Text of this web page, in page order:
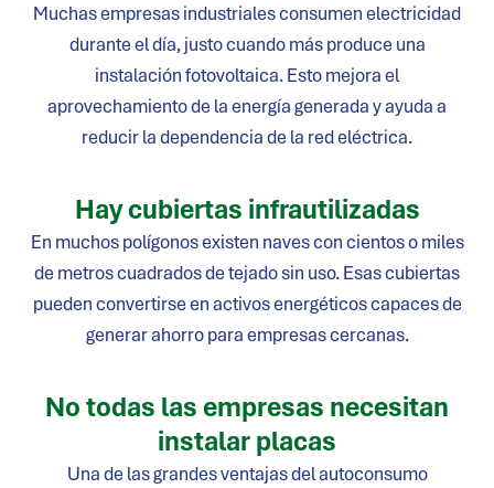
Muchas empresas industriales consumen electricidad
durante el día, justo cuando más produce una
instalación fotovoltaica. Esto mejora el
aprovechamiento de la energía generada y ayuda a
reducir la dependencia de la red eléctrica.
Hay cubiertas infrautilizadas
En muchos polígonos existen naves con cientos o miles
de metros cuadrados de tejado sin uso. Esas cubiertas
pueden convertirse en activos energéticos capaces de
generar ahorro para empresas cercanas.
No todas las empresas necesitan
instalar placas
Una de las grandes ventajas del autoconsumo